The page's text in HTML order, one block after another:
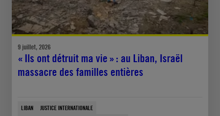
9 juillet, 2026
« Ils ont détruit ma vie » : au Liban, Israël
massacre des familles entières
LIBAN
JUSTICE INTERNATIONALE